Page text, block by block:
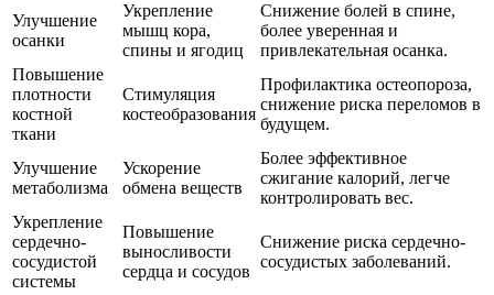
Улучшение
осанки
Укрепление
мышц кора,
спины и ягодиц
Снижение болей в спине,
более уверенная и
привлекательная осанка.
Повышение
плотности
костной
ткани
Стимуляция
костеобразования
Профилактика остеопороза,
снижение риска переломов в
будущем.
Улучшение
метаболизма
Ускорение
обмена веществ
Более эффективное
сжигание калорий, легче
контролировать вес.
Укрепление
сердечно-
сосудистой
системы
Повышение
выносливости
сердца и сосудов
Снижение риска сердечно-
сосудистых заболеваний.